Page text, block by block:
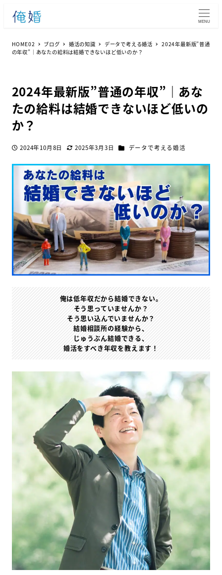
MENU
HOME02 ブログ 婚活の知識 データで考える婚活
2024年最新版”普通
の年収”｜あなたの給料は結婚できないほど低いのか？
2024年最新版”普通の年収”｜あな
たの給料は結婚できないほど低いの
か？
投稿日2024年10月8日 更新日
2025年3月3日 カテゴリー
データで考える婚活
俺は低年収だから結婚できない。
そう思っていませんか？
そう思い込んでいませんか？
結婚相談所の経験から、
じゅうぶん結婚できる、
婚活をすべき年収を教えます！